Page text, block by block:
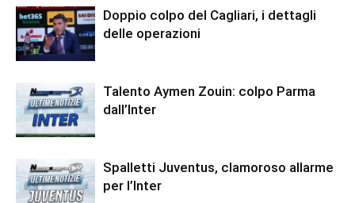
Doppio colpo del Cagliari, i dettagli
delle operazioni
Talento Aymen Zouin: colpo Parma
dall’Inter
Spalletti Juventus, clamoroso allarme
per l’Inter